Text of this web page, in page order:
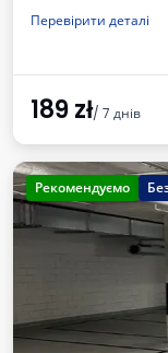
Туалет
ПДВ
Перевірити деталі
189zł/ 7 днів
Рекомендуємо